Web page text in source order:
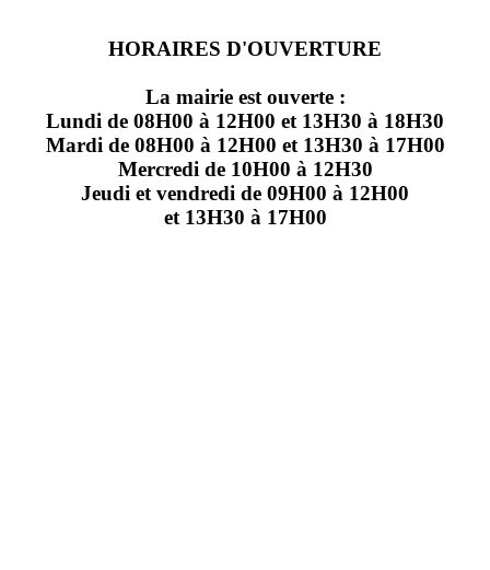
HORAIRES D'OUVERTURE
La mairie est ouverte :
Lundi de 08H00 à 12H00 et 13H30 à 18H30
Mardi de 08H00 à 12H00 et 13H30 à 17H00
Mercredi de 10H00 à 12H30
Jeudi et vendredi de 09H00 à 12H00
et 13H30 à 17H00